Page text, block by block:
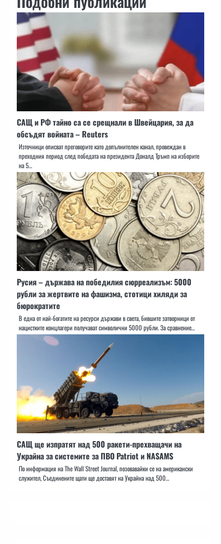
САЩ и РФ тайно са се срещнали в Швейцария, за да
обсъдят войната – Reuters
Източници описват преговорите като допълнителен канал, провеждан в
преходния период след победата на президента Доналд Тръмп на изборите
на 5…
Русия – държава на победилия сюрреализъм: 5000
рубли за жертвите на фашизма, стотици хиляди за
бюрократите
В една от най-богатите на ресурси държави в света, бившите затворници от
нацистките концлагери получават символични 5000 рубли. За сравнение…
САЩ ще изпратят над 500 ракети-прехващачи на
Украйна за системите за ПВО Patriot и NASAMS
По информация на The Wall Street Journal, позовавайки се на американски
служител, Съединените щати ще доставят на Украйна над 500…